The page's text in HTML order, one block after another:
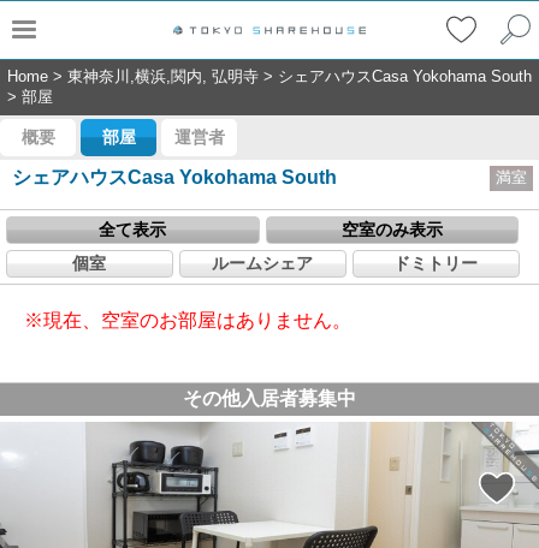
Home > 東神奈川,横浜,関内, 弘明寺 > シェアハウスCasa Yokohama South
> 部屋
概要 部屋 運営者
シェアハウスCasa Yokohama South 満室
全て表示
空室のみ表示
個室
ルームシェア ドミトリー
※現在、空室のお部屋はありません。
その他入居者募集中